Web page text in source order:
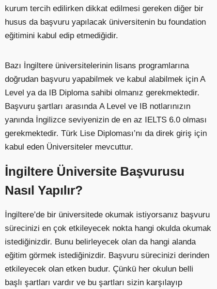
kurum tercih edilirken dikkat edilmesi gereken diğer bir
husus da başvuru yapılacak üniversitenin bu foundation
eğitimini kabul edip etmediğidir.
Bazı İngiltere üniversitelerinin lisans programlarına
doğrudan başvuru yapabilmek ve kabul alabilmek için A
Level ya da IB Diploma sahibi olmanız gerekmektedir.
Başvuru şartları arasında A Level ve IB notlarınızın
yanında İngilizce seviyenizin de en az IELTS 6.0 olması
gerekmektedir. Türk Lise Diploması’nı da direk giriş için
kabul eden Üniversiteler mevcuttur.
İngiltere Üniversite Başvurusu
Nasıl Yapılır?
İngiltere’de bir üniversitede okumak istiyorsanız başvuru
sürecinizi en çok etkileyecek nokta hangi okulda okumak
istediğinizdir. Bunu belirleyecek olan da hangi alanda
eğitim görmek istediğinizdir. Başvuru sürecinizi derinden
etkileyecek olan etken budur. Çünkü her okulun belli
başlı şartları vardır ve bu şartları sizin karşılayıp